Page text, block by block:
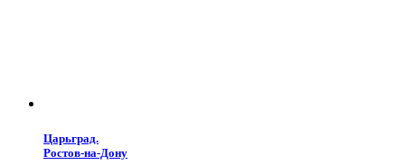
Царьград.
Ростов-на-Дону